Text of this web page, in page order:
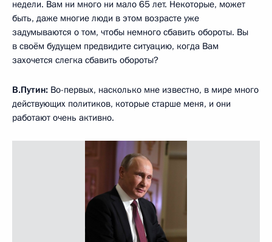
недели. Вам ни много ни мало 65 лет. Некоторые, может
быть, даже многие люди в этом возрасте уже
задумываются о том, чтобы немного сбавить обороты. Вы
в своём будущем предвидите ситуацию, когда Вам
захочется слегка сбавить обороты?
В.Путин: Во-первых, насколько мне известно, в мире много
действующих политиков, которые старше меня, и они
работают очень активно.